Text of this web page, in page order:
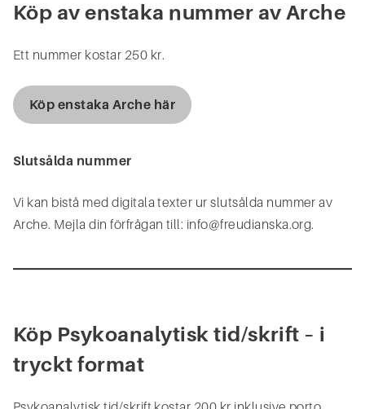
Köp av enstaka nummer av Arche
Ett nummer kostar 250 kr.
Köp enstaka Arche här
Slutsålda nummer
Vi kan bistå med digitala texter ur slutsålda nummer av
Arche. Mejla din förfrågan till: info@freudianska.org.
Köp Psykoanalytisk tid/skrift – i
tryckt format